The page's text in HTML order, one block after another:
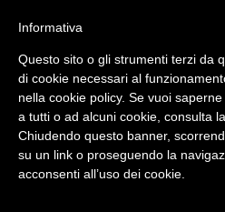
Social
Quando lo
annienta il
di Redazione
Informativa
Questo sito o gli strumenti terzi da
di cookie necessari al
nella cookie policy. Se vuoi
a tutti o ad alcuni cookie, consulta la
Chiudendo questo banner,
su un link o proseguendo la
acconsenti all’uso dei cookie.